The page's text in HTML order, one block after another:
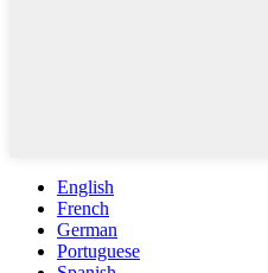
English
French
German
Portuguese